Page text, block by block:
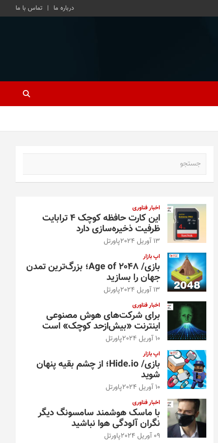
درباره ما تماس با ما
اخبار فناوری
این کارت حافظه کوچک ۴ ترابایت
ظرفیت ذخیره‌سازی دارد
13 آوریل 2024 پاورتل
اپ بازار
بازی/ Age of 2048؛ بزرگ‌ترین تمدن
جهان را بسازید
13 آوریل 2024 پاورتل
اخبار فناوری
برای شرکت‌های هوش مصنوعی
اینترنت «بیش‌از‌حد کوچک» است
10 آوریل 2024 پاورتل
اپ بازار
بازی/ Hide.io؛ از چشم بقیه پنهان
شوید
10 آوریل 2024 پاورتل
اخبار فناوری
با ماسک هوشمند سامسونگ دیگر
نگران آلودگی هوا نباشید
09 آوریل 2024 پاورتل